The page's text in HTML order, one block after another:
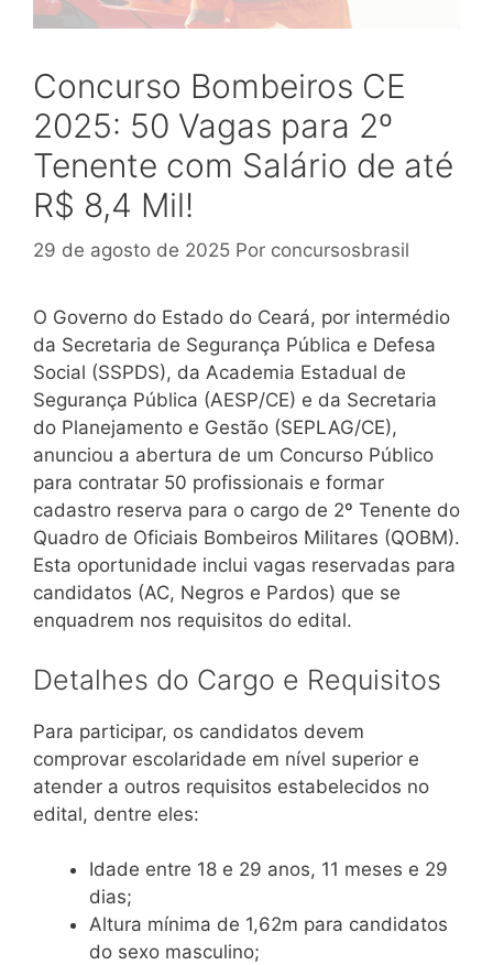
Concurso Bombeiros CE
2025: 50 Vagas para 2º
Tenente com Salário de até
R$ 8,4 Mil!
29 de agosto de 2025 Por concursosbrasil
O Governo do Estado do Ceará, por intermédio
da Secretaria de Segurança Pública e Defesa
Social (SSPDS), da Academia Estadual de
Segurança Pública (AESP/CE) e da Secretaria
do Planejamento e Gestão (SEPLAG/CE),
anunciou a abertura de um Concurso Público
para contratar 50 profissionais e formar
cadastro reserva para o cargo de 2º Tenente do
Quadro de Oficiais Bombeiros Militares (QOBM).
Esta oportunidade inclui vagas reservadas para
candidatos (AC, Negros e Pardos) que se
enquadrem nos requisitos do edital.
Detalhes do Cargo e Requisitos
Para participar, os candidatos devem
comprovar escolaridade em nível superior e
atender a outros requisitos estabelecidos no
edital, dentre eles:
Idade entre 18 e 29 anos, 11 meses e 29
dias;
Altura mínima de 1,62m para candidatos
do sexo masculino;